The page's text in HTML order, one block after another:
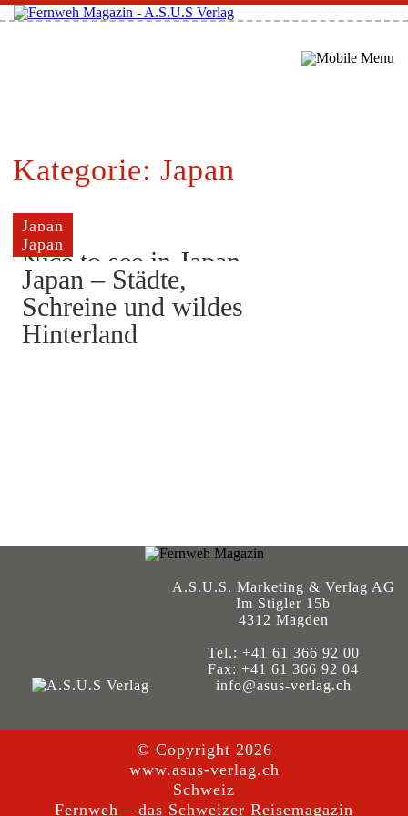
Kategorie: Japan
Japan
Nice to see in Japan
Japan
Japan – Städte,
Schreine und wildes
Hinterland
A.S.U.S. Marketing & Verlag AG
Im Stigler 15b
4312 Magden
Tel.: +41 61 366 92 00
Fax: +41 61 366 92 04
info@asus-verlag.ch
© Copyright 2026
www.asus-verlag.ch
Schweiz
Fernweh – das Schweizer Reisemagazin